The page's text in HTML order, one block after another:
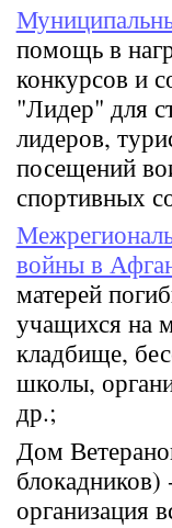
помощь в
конкурсов и
"Лидер" для
лидеров,
посещений
спортивных
войны в
матерей
учащихся на
кладбище,
школы,
др.;
Дом
блокадников)
организация